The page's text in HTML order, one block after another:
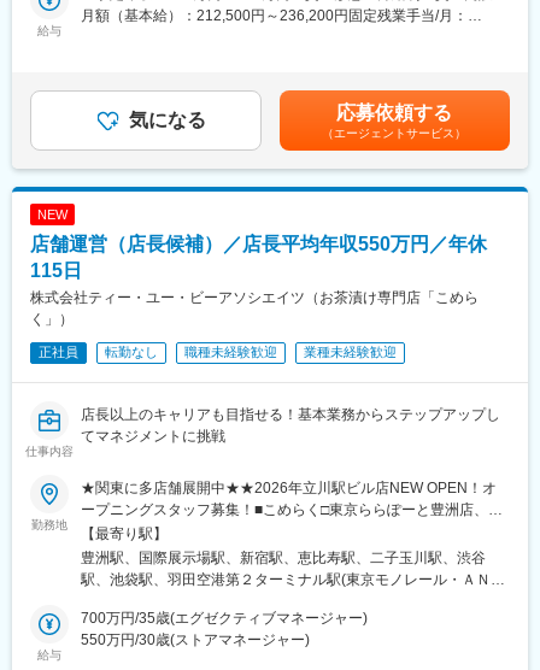
務を担い、提案営業のサポートをお任せします。
・弊社では、排せつケアアドバイザーを「ケアコンシェルジュ」
と称しており、現場での課題解決を通して、販売促進につなげる
※直行直帰や宿泊出張による勤務があります。
発に実施しております。
まずは業界や当社商品の知識を得ていただき、介護に対しても理
だき、その後独り立ちとなります。
高齢化が今後益々進んでいく中で、当社製品のニーズは増加して
おります。
「紙おむつ事業」を主軸にグループとして、介護／医療領域に
て、社会貢献性高くご活躍いただけます。
◎紙おむつの製造販売おいてトップシェアであるだけでなく、IoT
活用において、介護現場のおむつ交換の概念を変えようと動いて
給与
月額（基本給）：212,500円～236,200円固定残業手当/月：
詳細は経験・能力・前職給与等を踏まえて決定します。■昇給：年
1回（5月）※過去実績…0～5％■賞与：年2回（7月・12月）※過去
実績…平均2ヶ月分（初年度は寸志）賃金はあくまでも目安の金額
であり、選考を通じて上下する可能性があります。月給(月額)は固
定手当を含めた表記です。
気になる 応募依頼する
（エージェントサービス）
NEW
店舗運営（店長候補）／店長平均年収550万円／年休
115日
株式会社ティー・ユー・ビーアソシエイツ（お茶漬け専門店「こめら
く」）
正社員 転勤なし 職種未経験歓迎 業種未経験歓迎
仕事内容
店長以上のキャリアも目指せる！基本業務からステップアップし
てマネジメントに挑戦
勤務地
★関東に多店舗展開中★★2026年立川駅ビル店NEW OPEN！オ
ープニングスタッフ募集！■こめらく□東京ららぽーと豊洲店、有
明ガーデン店、ルミネエスト店、新宿京王モール店、アトレ恵比
寿店、二子玉川店、渋谷ヒカリエ店、ルミネ池袋店、羽田空港第
2 ターミナル店、渋谷地下街店、立川駅ビル店□神奈川ららぽーと
アトレ川崎店、横浜赤レンガ倉庫店、キュービックプラザ新横浜
店、ららぽーと海老名店、海老名ＳＡ店□千葉ららぽーとTOKYO-
【最寄り駅】
豊洲駅、国際展示場駅、新宿駅、恵比寿駅、二子玉川駅、渋谷
駅、池袋駅、羽田空港第２ターミナル駅(東京モノレール・ＡＮＡ
浜駅、海老名駅(相模線)、社家駅、南船橋駅、幕張豊砂駅、千葉
駅、リゾートゲートウェイ・ステーション駅、柏駅、東成田駅、
給与
700万円/35歳(エグゼクティブマネージャー)
550万円/30歳(ストアマネージャー)